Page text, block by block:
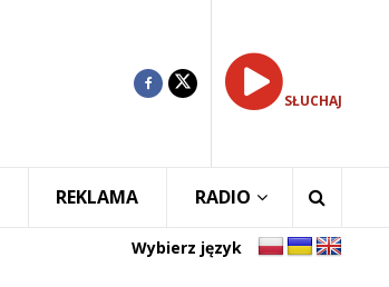
SŁUCHAJ
REKLAMA RADIO
Wybierz język